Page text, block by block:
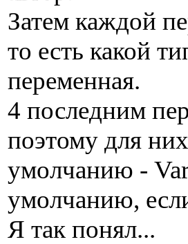
Затем каждой
то есть какой
переменная.
4 последним
поэтому для
умолчанию -
умолчанию,
Я так понял...